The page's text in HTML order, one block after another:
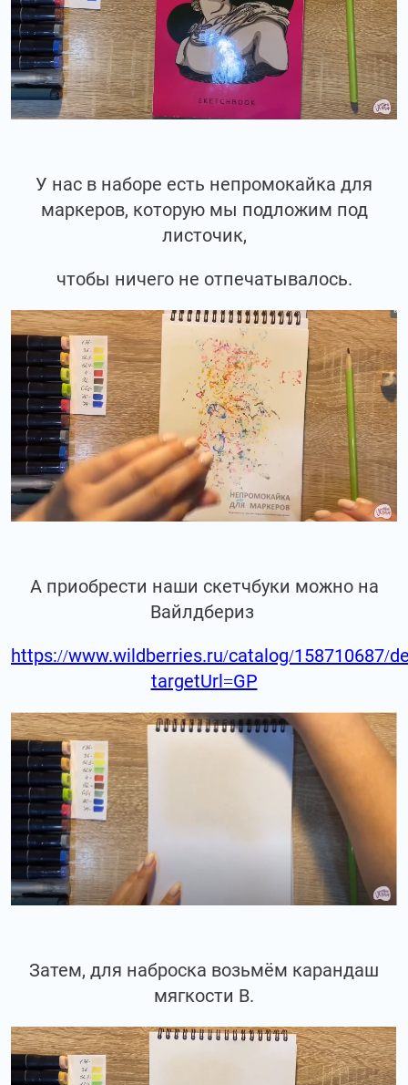
У нас в наборе есть непромокайка для
маркеров, которую мы подложим под
листочик,
чтобы ничего не отпечатывалось.
А приобрести наши скетчбуки можно на
Вайлдбериз
https://www.wildberries.ru/catalog/158710687/
targetUrl=GP
Затем, для наброска возьмём карандаш
мягкости В.